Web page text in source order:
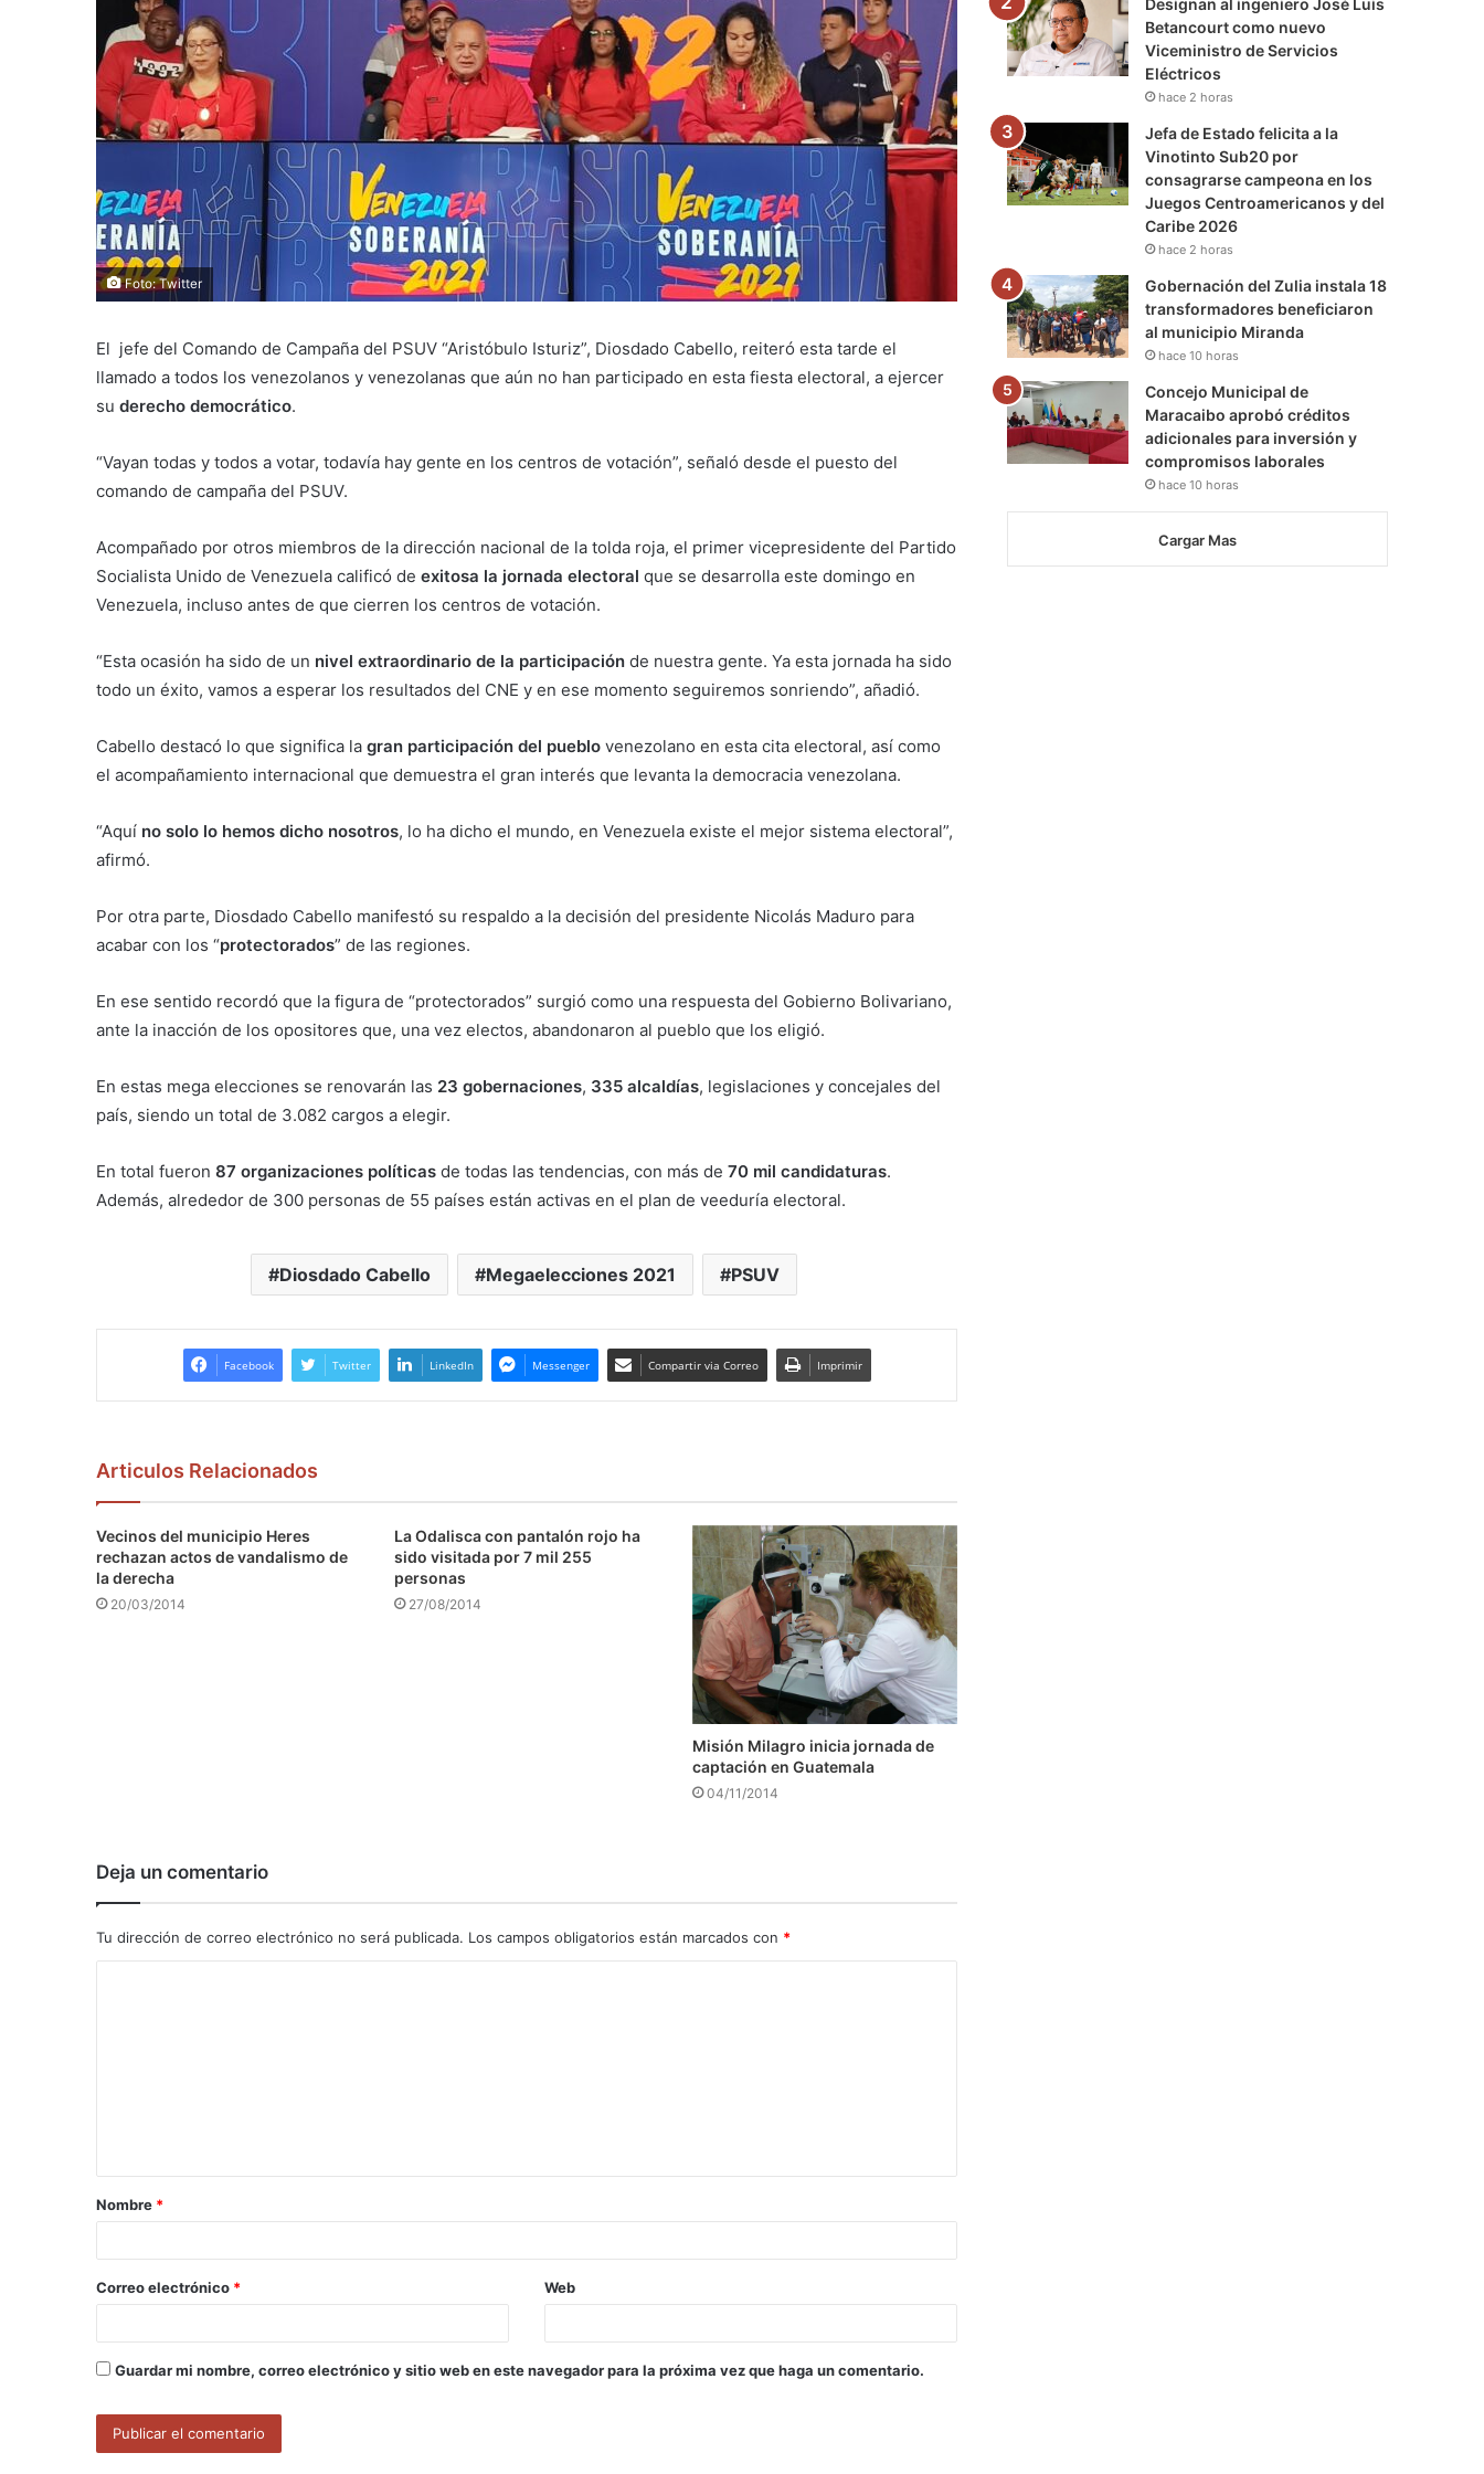
Foto: Twitter
El jefe del Comando de Campaña del PSUV “Aristóbulo Isturiz”, Diosdado Cabello, reiteró esta tarde el
llamado a todos los venezolanos y venezolanas que aún no han participado en esta fiesta electoral, a ejercer
su derecho democrático.
“Vayan todas y todos a votar, todavía hay gente en los centros de votación”, señaló desde el puesto del
comando de campaña del PSUV.
Acompañado por otros miembros de la dirección nacional de la tolda roja, el primer vicepresidente del Partido
Socialista Unido de Venezuela calificó de exitosa la jornada electoral que se desarrolla este domingo en
Venezuela, incluso antes de que cierren los centros de votación.
“Esta ocasión ha sido de un nivel extraordinario de la participación de nuestra gente. Ya esta jornada ha sido
todo un éxito, vamos a esperar los resultados del CNE y en ese momento seguiremos sonriendo”, añadió.
Cabello destacó lo que significa la gran participación del pueblo venezolano en esta cita electoral, así como
el acompañamiento internacional que demuestra el gran interés que levanta la democracia venezolana.
“Aquí no solo lo hemos dicho nosotros, lo ha dicho el mundo, en Venezuela existe el mejor sistema electoral”,
afirmó.
Por otra parte, Diosdado Cabello manifestó su respaldo a la decisión del presidente Nicolás Maduro para
acabar con los “protectorados” de las regiones.
En ese sentido recordó que la figura de “protectorados” surgió como una respuesta del Gobierno Bolivariano,
ante la inacción de los opositores que, una vez electos, abandonaron al pueblo que los eligió.
En estas mega elecciones se renovarán las 23 gobernaciones, 335 alcaldías, legislaciones y concejales del
país, siendo un total de 3.082 cargos a elegir.
En total fueron 87 organizaciones políticas de todas las tendencias, con más de 70 mil candidaturas.
Además, alrededor de 300 personas de 55 países están activas en el plan de veeduría electoral.
Diosdado Cabello Megaelecciones 2021 PSUV
Facebook Twitter LinkedIn Messenger Compartir via Correo Imprimir
Articulos Relacionados
Vecinos del municipio Heres
rechazan actos de vandalismo de
la derecha
20/03/2014
La Odalisca con pantalón rojo ha
sido visitada por 7 mil 255
personas
27/08/2014
Misión Milagro inicia jornada de
captación en Guatemala
04/11/2014
Deja un comentario
Tu dirección de correo electrónico no será publicada. Los campos obligatorios están marcados con *
a
r
*
Nombre *
Correo electrónico * Web
Guardar mi nombre, correo electrónico y sitio web en este navegador para la próxima vez que haga un comentario.
Betancourt como nuevo
Viceministro de Servicios
Eléctricos
hace 2 horas
Jefa de Estado felicita a la
Vinotinto Sub20 por
consagrarse campeona en los
Juegos Centroamericanos y del
Caribe 2026
hace 2 horas
Gobernación del Zulia instala 18
transformadores beneficiaron
al municipio Miranda
hace 10 horas
Concejo Municipal de
Maracaibo aprobó créditos
adicionales para inversión y
compromisos laborales
hace 10 horas
Cargar Mas